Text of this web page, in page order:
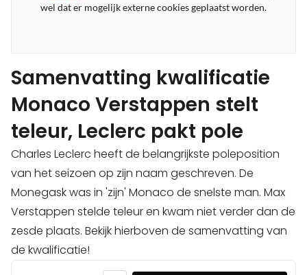
wel dat er mogelijk externe cookies geplaatst worden.
Samenvatting kwalificatie
Monaco Verstappen stelt
teleur, Leclerc pakt pole
Charles Leclerc heeft de belangrijkste poleposition
van het seizoen op zijn naam geschreven. De
Monegask was in 'zijn' Monaco de snelste man. Max
Verstappen stelde teleur en kwam niet verder dan de
zesde plaats. Bekijk hierboven de samenvatting van
de kwalificatie!